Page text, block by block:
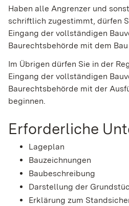
Haben alle Angrenzer und
schriftlich zugestimmt, dürfen
Eingang der vollständigen
Baurechtsbehörde mit dem Bau
Im Übrigen dürfen Sie in der
Eingang der vollständigen
Baurechtsbehörde mit der
beginnen.
Erforderliche
Lageplan
Bauzeichnungen
Baubeschreibung
Darstellung der
Erklärung zum